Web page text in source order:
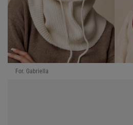
For. Gabriella